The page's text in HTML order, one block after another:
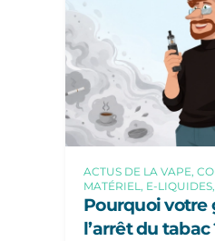
ACTUS DE LA VAPE,
MATÉRIEL, E-
Pourquoi votre
l’arrêt du tabac